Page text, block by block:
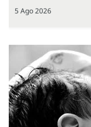
5 Ago 2026